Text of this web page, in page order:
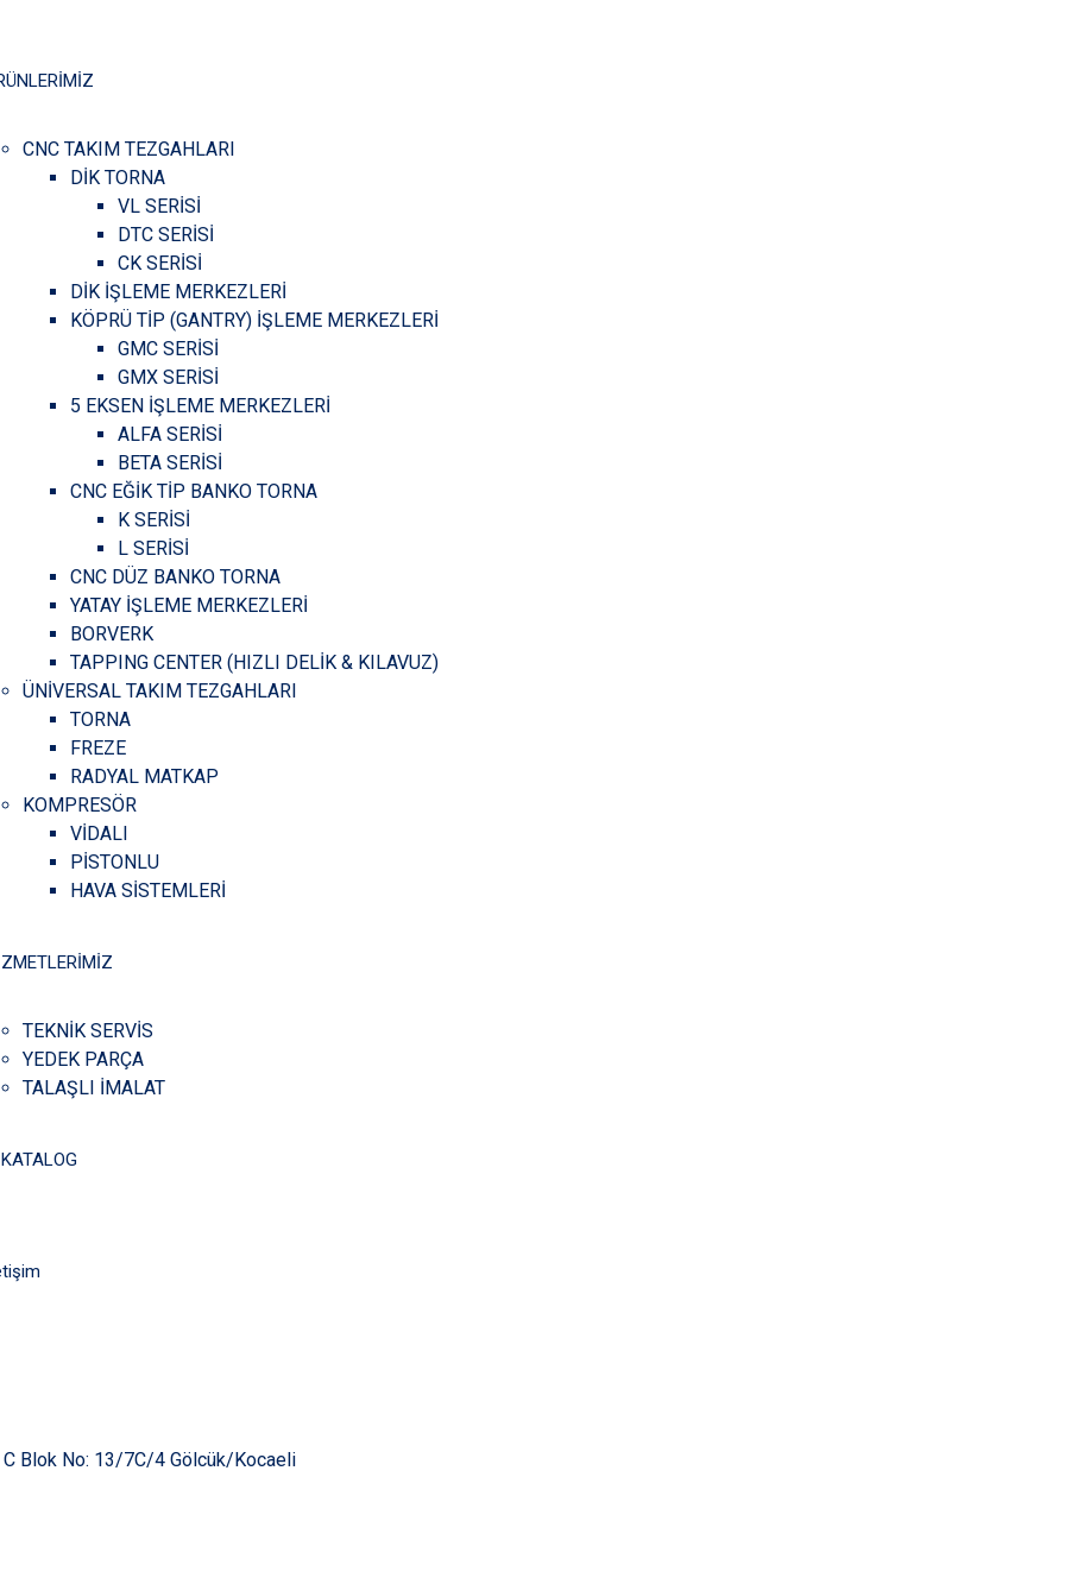
CNC TAKIM TEZGAHLARI
DİK TORNA
VL SERİSİ
DTC SERİSİ
CK SERİSİ
DİK İŞLEME MERKEZLERİ
KÖPRÜ TİP (GANTRY) İŞLEME MERKEZLERİ
GMC SERİSİ
GMX SERİSİ
5 EKSEN İŞLEME MERKEZLERİ
ALFA SERİSİ
BETA SERİSİ
CNC EĞİK TİP BANKO TORNA
K SERİSİ
L SERİSİ
CNC DÜZ BANKO TORNA
YATAY İŞLEME MERKEZLERİ
BORVERK
TAPPING CENTER (HIZLI DELİK & KILAVUZ)
ÜNİVERSAL TAKIM TEZGAHLARI
TORNA
FREZE
RADYAL MATKAP
KOMPRESÖR
VİDALI
PİSTONLU
HAVA SİSTEMLERİ
TEKNİK SERVİS
YEDEK PARÇA
TALAŞLI İMALAT
Blok No: 13/7C/4 Gölcük/Kocaeli